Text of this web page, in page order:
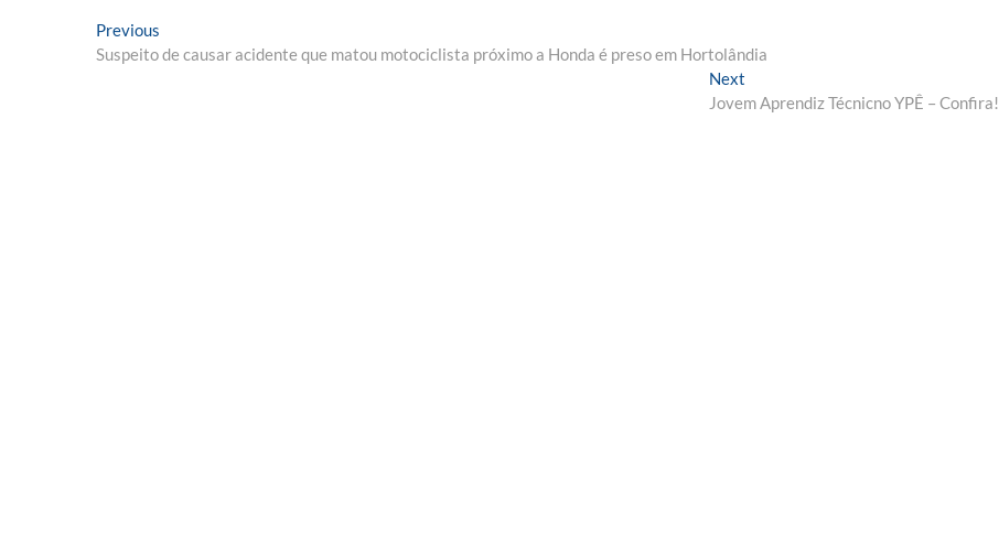
Navegação
de
Previous
post:
Suspeito de causar acidente que matou motociclista próximo a Honda é preso em Hortolândia
Next
post:
Jovem Aprendiz Técnicno YPÊ – Confira!